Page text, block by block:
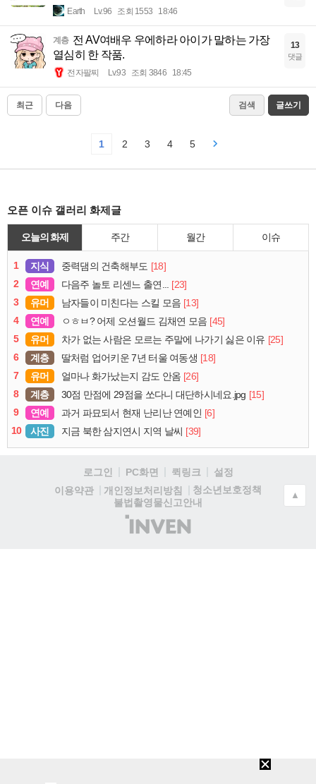
Earth Lv.96 조회 1553 18:46
계층 전 AV여배우 우에하라 아이가 말하는 가장
열심히 한 작품.
전자팔찌 Lv.93 조회 3846 18:45
13
댓글
최근 다음 검색 글쓰기
1 2 3 4 5
오픈 이슈 갤러리 화제글
오늘의 화제 주간 월간 이슈
1 지식 중력댐의 건축해부도 [18]
2
연예 다음주 놀토 리센느 출연...
[23]
3
유머 남자들이 미친다는 스킬 모음 [13]
4
연예 ㅇㅎㅂ? 어제 오션월드 김채연 모음 [45]
5
유머 차가 없는 사람은 모르는 주말에 나가기 싫은 이유 [25]
6
계층 딸처럼 업어키운 7년 터울 여동생 [18]
7
유머 얼마나 화가났는지 감도 안옴 [26]
8
계층 30점 만점에 29점을 쏘다니 대단하시네요.jpg [15]
9
연예 과거 파묘되서 현재 난리난 연예인 [6]
10
사진 지금 북한 삼지연시 지역 날씨 [39]
로그인 PC화면 퀵링크
설정
이용약관
개인정보처리방침
청소년보호정책
불법촬영물신고안내
(주)
인
▲